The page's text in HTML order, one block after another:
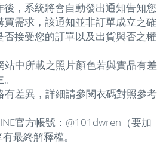
，系統將會自動發出通知告知您
需求，該通知並非訂單成立之確
接受您的訂單以及出貨與否之權
中所載之照片顏色若與實品有差
有差異，詳細請參閱衣碼對照參考
官方帳號：@101dwren（要加
最終解釋權。